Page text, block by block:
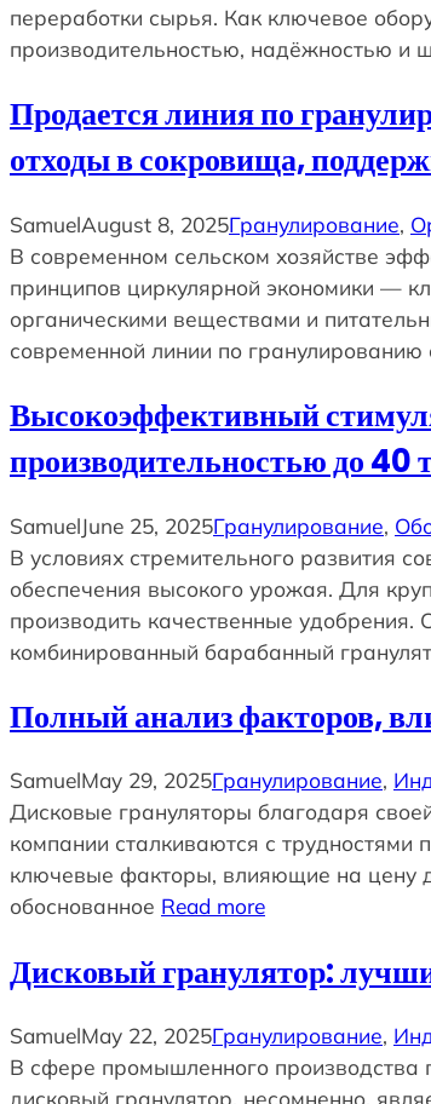
переработки сырья. Как ключевое
производительностью, надёжностью и
Продается линия по
отходы в сокровища,
SamuelAugust 8, 2025Гранулирование,
В современном сельском хозяйстве
принципов циркулярной экономики —
органическими веществами и
современной линии по гранулированию
Высокоэффективный
производительностью до 40
SamuelJune 25, 2025Гранулирование,
В условиях стремительного развития
обеспечения высокого урожая. Для
производить качественные
комбинированный барабанный
Полный анализ факторов,
SamuelMay 29, 2025Гранулирование,
Дисковые грануляторы благодаря
компании сталкиваются с
ключевые факторы, влияющие на цену
обоснованное Read more
Дисковый гранулятор:
SamuelMay 22, 2025Гранулирование,
В сфере промышленного производства
дисковый гранулятор, несомненно,